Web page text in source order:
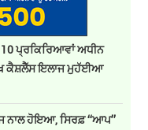
10 ਪ੍ਰਕਿਰਿਆਵਾਂ ਅਧੀਨ
ਕੈਸ਼ਲੈੱਸ ਇਲਾਜ ਮੁਹੱਈਆ
ਹੋਇਆ, ਸਿਰਫ਼ ‘‘ਆਪ’’